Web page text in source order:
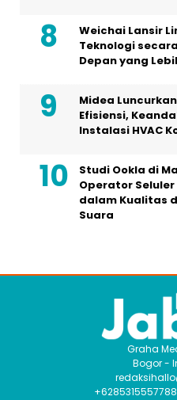
Weichai Lansir
Teknologi
Depan yang
Midea
Efisiensi,
Instalasi HVAC
Studi Ookla di
Operator Seluler
dalam Kualitas
Suara
Graha
Bogor -